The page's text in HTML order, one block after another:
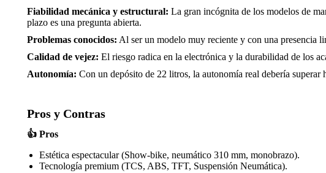
Fiabilidad mecánica y estructural: La gran incógnita de los modelos de
plazo es una pregunta abierta.
Problemas conocidos: Al ser un modelo muy reciente y con una presencia
Calidad de vejez: El riesgo radica en la electrónica y la durabilidad de los
Autonomía: Con un depósito de 22 litros, la autonomía real debería
Pros y Contras
👍 Pros
Estética espectacular (Show-bike, neumático 310 mm, monobrazo).
Tecnología premium (TCS, ABS, TFT, Suspensión Neumática).